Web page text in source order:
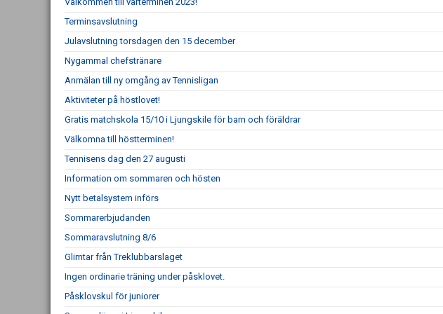
Terminsavslutning
Julavslutning torsdagen den 15 december
Nygammal chefstränare
Anmälan till ny omgång av Tennisligan
Aktiviteter på höstlovet!
Gratis matchskola 15/10 i Ljungskile för barn och föräldrar
Välkomna till höstterminen!
Tennisens dag den 27 augusti
Information om sommaren och hösten
Nytt betalsystem införs
Sommarerbjudanden
Sommaravslutning 8/6
Glimtar från Treklubbarslaget
Ingen ordinarie träning under påsklovet.
Påsklovskul för juniorer